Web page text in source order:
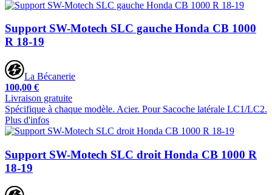
Support SW-Motech SLC gauche Honda CB 1000
R 18-19
La Bécanerie
100,00 €
Livraison gratuite
Spécifique à chaque modèle. Acier. Pour Sacoche latérale LC1/LC2.
Plus d'infos
Support SW-Motech SLC droit Honda CB 1000 R
18-19